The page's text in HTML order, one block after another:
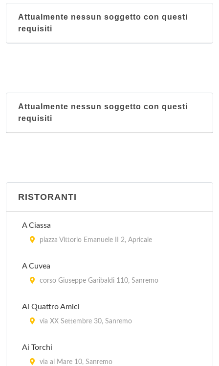
Attualmente nessun soggetto con questi
requisiti
Attualmente nessun soggetto con questi
requisiti
RISTORANTI
A Ciassa
piazza Vittorio Emanuele II 2, Apricale
A Cuvea
corso Giuseppe Garibaldi 110, Sanremo
Ai Quattro Amici
via XX Settembre 30, Sanremo
Ai Torchi
via al Mare 10, Sanremo